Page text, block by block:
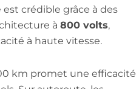
crédible grâce à des
à 800 volts,
à haute vitesse.
km promet une efficacité